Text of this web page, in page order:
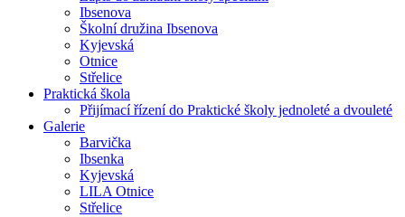
Ibsenova
Školní družina Ibsenova
Kyjevská
Otnice
Střelice
Praktická škola
Přijímací řízení do Praktické školy jednoleté a dvouleté
Galerie
Barvička
Ibsenka
Kyjevská
LILA Otnice
Střelice